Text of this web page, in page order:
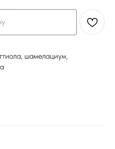
шамелациум,